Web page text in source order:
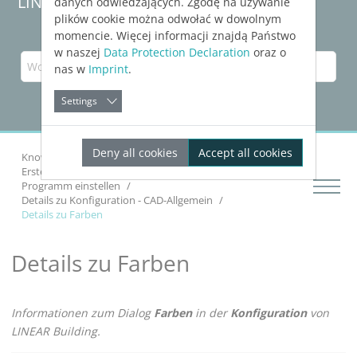
Knowledge Base Revit
Erste Schritte
Erste Schritte mit
Programm einstellen
Details zu Konfiguration - CAD-Allgemein
Details zu Farben
Details zu Farben
Informationen zum Dialog Farbenin der Konfigurationvon
LINEAR Building.
plików cookie można odwołać w dowolnym
momencie. Więcej informacji znajdą Państwo
w naszej Data Protection Declaration oraz o
nas w Imprint.
Settings
Deny all cookies Accept all cookies